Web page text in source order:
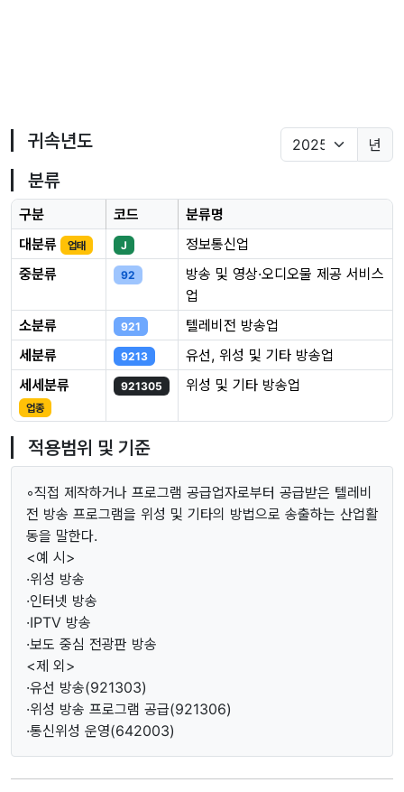
귀속년도 년
분류
구분 코드
분류명
대분류
업태 J
정보통신업
중분류
92
방송 및 영상·오디오물 제공 서비스
업
소분류
921
텔레비전 방송업
세분류
9213
유선, 위성 및 기타 방송업
세세분류
업종
921305 위성 및 기타 방송업
적용범위 및 기준
◦직접 제작하거나 프로그램 공급업자로부터 공급받은 텔레비
전 방송 프로그램을 위성 및 기타의 방법으로 송출하는 산업활
동을 말한다.
<예 시>
·위성 방송
·인터넷 방송
·IPTV 방송
·보도 중심 전광판 방송
<제 외>
·유선 방송(921303)
·위성 방송 프로그램 공급(921306)
·통신위성 운영(642003)